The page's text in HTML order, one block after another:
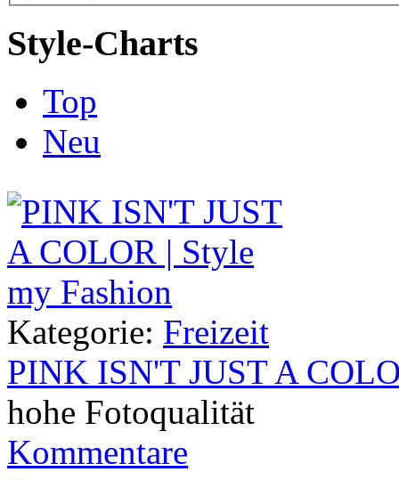
Style-Charts
Top
Neu
Kategorie: Freizeit
PINK ISN'T JUST A
hohe Fotoqualität
Kommentare